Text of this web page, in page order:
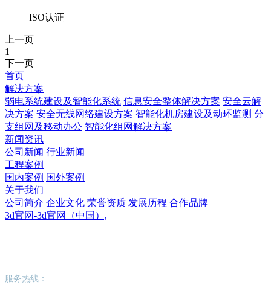
ISO认证
上一页
1
下一页
首页
解决方案
弱电系统建设及智能化系统 信息安全整体解决方案 安全云解
决方案 安全无线网络建设方案 智能化机房建设及动环监测 分
支组网及移动办公 智能化组网解决方案
新闻资讯
公司新闻 行业新闻
工程案例
国内案例 国外案例
关于我们
公司简介 企业文化 荣誉资质 发展历程 合作品牌
3d官网-3d官网（中国）,
服务热线：